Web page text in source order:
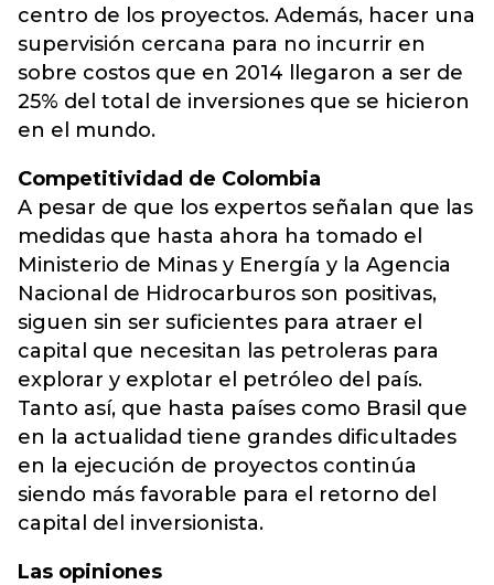
centro de los proyectos. Además, hacer una
supervisión cercana para no incurrir en
sobre costos que en 2014 llegaron a ser de
25% del total de inversiones que se hicieron
en el mundo.
Competitividad de Colombia
A pesar de que los expertos señalan que las
medidas que hasta ahora ha tomado el
Ministerio de Minas y Energía y la Agencia
Nacional de Hidrocarburos son positivas,
siguen sin ser suficientes para atraer el
capital que necesitan las petroleras para
explorar y explotar el petróleo del país.
Tanto así, que hasta países como Brasil que
en la actualidad tiene grandes dificultades
en la ejecución de proyectos continúa
siendo más favorable para el retorno del
capital del inversionista.
Las opiniones